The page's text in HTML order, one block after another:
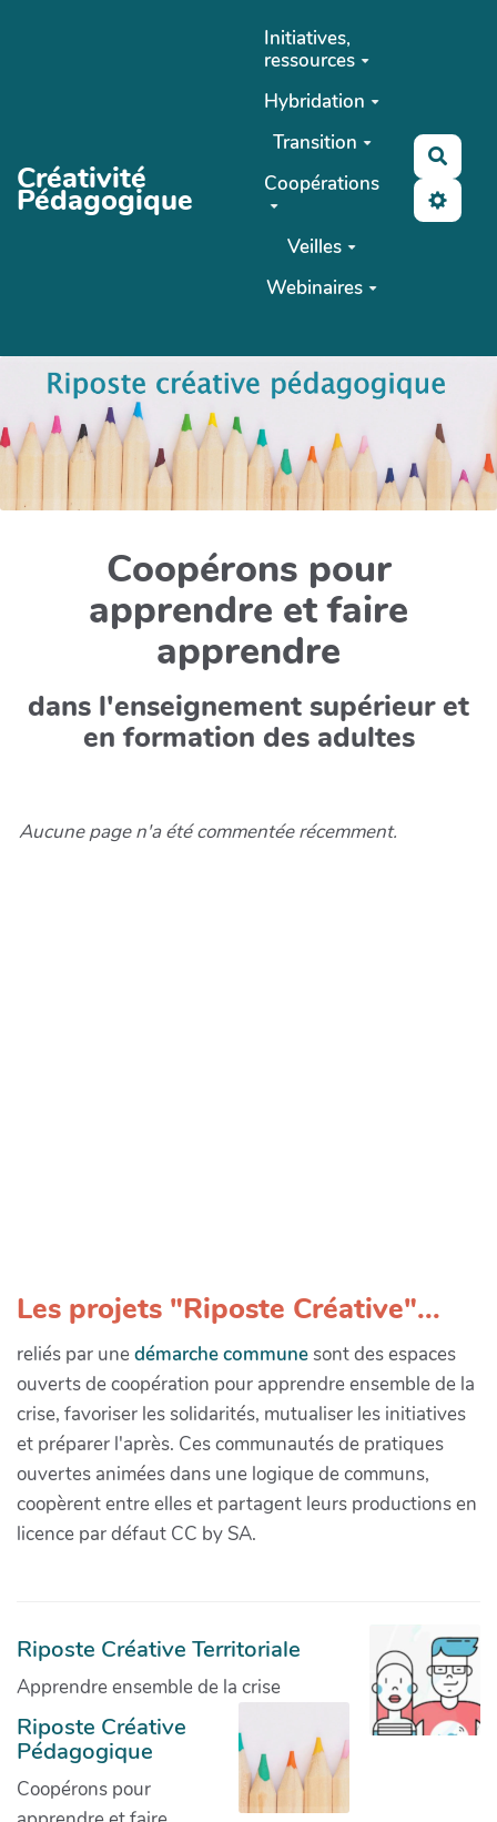
Créativité
Pédagogique
Initiatives,
ressources
Hybridation
Transition
Coopérations
Veilles
Webinaires
Coopérons pour
apprendre et faire
apprendre
dans l'enseignement supérieur et
en formation des adultes
Aucune page n'a été commentée récemment.